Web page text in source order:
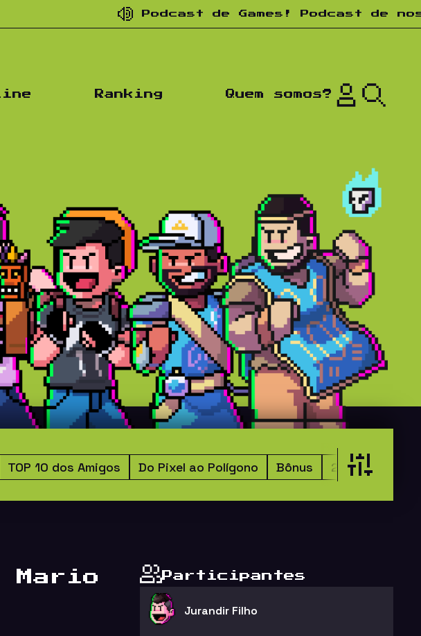
Podcast de Games! Podcast de
Ranking Quem somos?
TOP 10 dos Amigos Do Pixel ao Polígono Bônus 2-Pak
Mario
Participantes
Jurandir Filho